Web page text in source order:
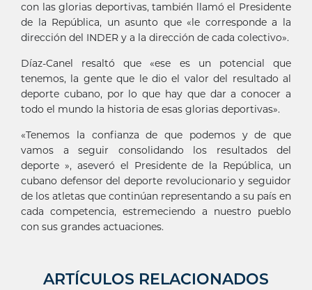
con las glorias deportivas, también llamó el Presidente
de la República, un asunto que «le corresponde a la
dirección del INDER y a la dirección de cada colectivo».
Díaz-Canel resaltó que «ese es un potencial que
tenemos, la gente que le dio el valor del resultado al
deporte cubano, por lo que hay que dar a conocer a
todo el mundo la historia de esas glorias deportivas».
«Tenemos la confianza de que podemos y de que
vamos a seguir consolidando los resultados del
deporte », aseveró el Presidente de la República, un
cubano defensor del deporte revolucionario y seguidor
de los atletas que continúan representando a su país en
cada competencia, estremeciendo a nuestro pueblo
con sus grandes actuaciones.
ARTÍCULOS RELACIONADOS